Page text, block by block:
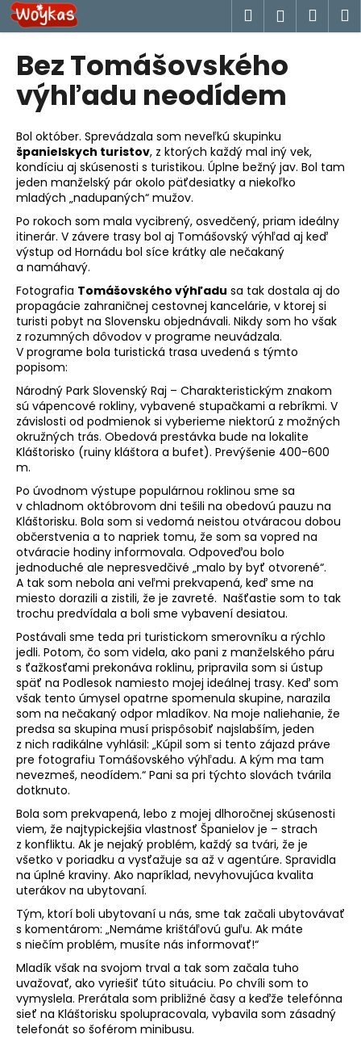
Prejsť
na
obsah
Hľadať
Bez Tomášovského
výhľadu neodídem
Bol október. Sprevádzala som neveľkú skupinku
španielskych turistov, z ktorých každý mal iný vek,
kondíciu aj skúsenosti s turistikou. Úplne bežný jav. Bol tam
jeden manželský pár okolo päťdesiatky a niekoľko
mladých „nadupaných“ mužov.
Po rokoch som mala vycibrený, osvedčený, priam ideálny
itinerár. V závere trasy bol aj Tomášovský výhľad aj keď
výstup od Hornádu bol síce krátky ale nečakaný
a namáhavý.
Fotografia Tomášovského výhľadu sa tak dostala aj do
propagácie zahraničnej cestovnej kancelárie, v ktorej si
turisti pobyt na Slovensku objednávali. Nikdy som ho však
z rozumných dôvodov v programe neuvádzala.
V programe bola turistická trasa uvedená s týmto
popisom:
Národný Park Slovenský Raj – Charakteristickým znakom
sú vápencové rokliny, vybavené stupačkami a rebríkmi. V
závislosti od podmienok si vyberieme niektorú z možných
okružných trás. Obedová prestávka bude na lokalite
Kláštorisko (ruiny kláštora a bufet). Prevýšenie 400-600
m.
Po úvodnom výstupe populárnou roklinou sme sa
v chladnom októbrovom dni tešili na obedovú pauzu na
Kláštorisku. Bola som si vedomá neistou otváracou dobou
občerstvenia a to napriek tomu, že som sa vopred na
otváracie hodiny informovala. Odpoveďou bolo
jednoduché ale nepresvedčivé „malo by byť otvorené“.
A tak som nebola ani veľmi prekvapená, keď sme na
miesto dorazili a zistili, že je zavreté. Našťastie som to tak
trochu predvídala a boli sme vybavení desiatou.
Postávali sme teda pri turistickom smerovníku a rýchlo
jedli. Potom, čo som videla, ako pani z manželského páru
s ťažkosťami prekonáva roklinu, pripravila som si ústup
späť na Podlesok namiesto mojej ideálnej trasy. Keď som
však tento úmysel opatrne spomenula skupine, narazila
som na nečakaný odpor mladíkov. Na moje naliehanie, že
predsa sa skupina musí prispôsobiť najslabším, jeden
z nich radikálne vyhlásil: „Kúpil som si tento zájazd práve
pre fotografiu Tomášovského výhľadu. A kým ma tam
nevezmeš, neodídem.“ Pani sa pri týchto slovách tvárila
dotknuto.
Bola som prekvapená, lebo z mojej dlhoročnej skúsenosti
viem, že najtypickejšia vlastnosť Španielov je – strach
z konfliktu. Ak je nejaký problém, každý sa tvári, že je
všetko v poriadku a vysťažuje sa až v agentúre. Spravidla
na úplné kraviny. Ako napríklad, nevyhovujúca kvalita
uterákov na ubytovaní.
Tým, ktorí boli ubytovaní u nás, sme tak začali ubytovávať
s komentárom: „Nemáme krištáľovú guľu. Ak máte
s niečím problém, musíte nás informovať!“
Mladík však na svojom trval a tak som začala tuho
uvažovať, ako vyriešiť túto situáciu. Po chvíli som to
vymyslela. Prerátala som približné časy a keďže telefónna
sieť na Kláštorisku spolupracovala, vybavila som zásadný
telefonát so šoférom minibusu.
K
o
Č
o
p
o
t
r
e
b
u
j
e
t
e
n
á
j
s
ť
?
HĽADAŤ